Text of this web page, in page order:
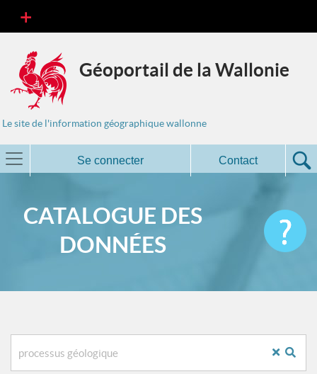
Géoportail de la Wallonie
Le site de l'information géographique wallonne
Se connecter Contact
CATALOGUE DES
DONNÉES